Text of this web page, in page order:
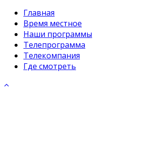
Главная
Время местное
Наши программы
Телепрограмма
Телекомпания
Где смотреть